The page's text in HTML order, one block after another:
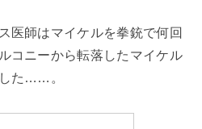
医師はマイケルを拳銃で何回
コニーから転落したマイケル
た……。